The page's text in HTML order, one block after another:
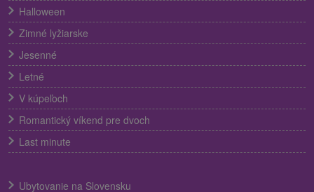
Halloween
Zimné lyžiarske
Jesenné
Letné
V kúpeľoch
Romantický víkend pre dvoch
Last minute
Ubytovanie na Slovensku